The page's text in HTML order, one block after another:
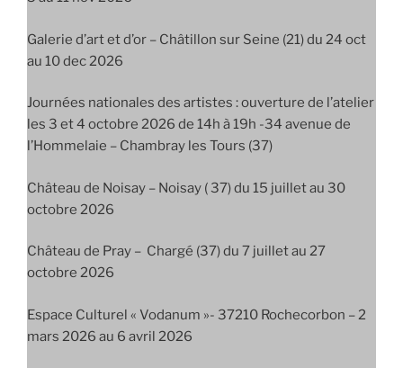
Galerie d’art et d’or – Châtillon sur Seine (21) du 24 oct
au 10 dec 2026
Journées nationales des artistes : ouverture de l’atelier
les 3 et 4 octobre 2026 de 14h à 19h -34 avenue de
l’Hommelaie – Chambray les Tours (37)
Château de Noisay – Noisay ( 37) du 15 juillet au 30
octobre 2026
Château de Pray – Chargé (37) du 7 juillet au 27
octobre 2026
Espace Culturel « Vodanum »- 37210 Rochecorbon – 2
mars 2026 au 6 avril 2026